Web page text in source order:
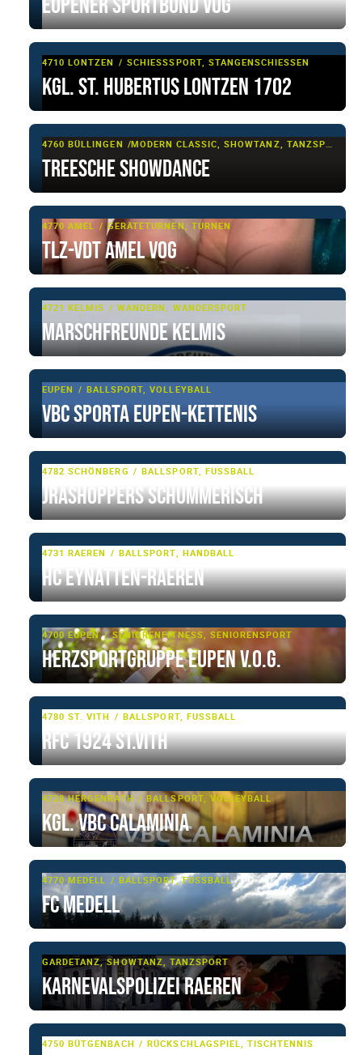
4710 LONTZEN SCHIESSSPORT, STANGENSCHIESSEN
Kgl. St. Hubertus Lontzen 1702
4760 BÜLLINGEN
Treesche Showdance
4770 AMEL GERÄTETURNEN, TURNEN
TLZ-VDT Amel VOG
4721 KELMIS WANDERN, WANDERSPORT
Marschfreunde Kelmis
EUPEN BALLSPORT, VOLLEYBALL
VBC Sporta Eupen-Kettenis
4782 SCHÖNBERG BALLSPORT, FUSSBALL
Jrashoppers Schümmerisch
4731 RAEREN BALLSPORT, HANDBALL
HC Eynatten-Raeren
4700 EUPEN SENIORENFITNESS, SENIORENSPORT
Herzsportgruppe Eupen V.o.G.
4780 ST. VITH BALLSPORT, FUSSBALL
RFC 1924 St.Vith
4728 HERGENRATH BALLSPORT, VOLLEYBALL
Kgl. VBC Calaminia
4770 MEDELL BALLSPORT, FUSSBALL
FC Medell
GARDETANZ, SHOWTANZ, TANZSPORT
Karnevalspolizei Raeren
4750 BÜTGENBACH RÜCKSCHLAGSPIEL, TISCHTENNIS